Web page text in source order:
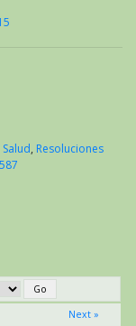
, Resoluciones
Next »